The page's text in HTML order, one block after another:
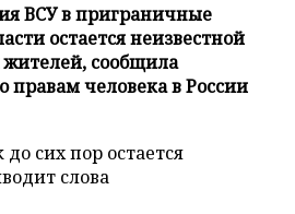
ВСУ в приграничные
остается неизвестной
жителей, сообщила
человека в России
до сих пор остается
слова